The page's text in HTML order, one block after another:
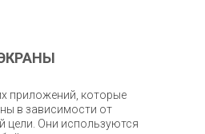
приложений, которые
в зависимости от
цели. Они используются